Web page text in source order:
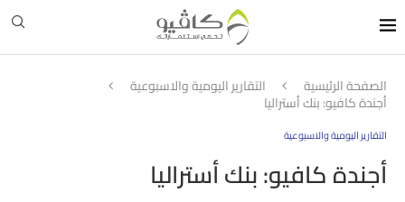
الصفحة الرئيسية التقارير اليومية والاسبوعية
أجندة كافيو: بنك أستراليا
التقارير اليومية والاسبوعية
أجندة كافيو: بنك أستراليا